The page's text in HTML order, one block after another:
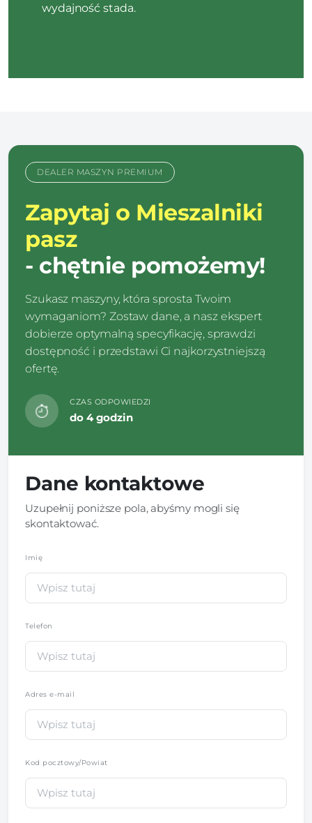
wydajność stada.
DEALER MASZYN PREMIUM
Zapytaj o Mieszalniki
pasz
- chętnie pomożemy!
Szukasz maszyny, która sprosta Twoim
wymaganiom? Zostaw dane, a nasz ekspert
dobierze optymalną specyfikację, sprawdzi
dostępność i przedstawi Ci najkorzystniejszą
ofertę.
CZAS ODPOWIEDZI
do 4 godzin
Dane kontaktowe
Uzupełnij poniższe pola, abyśmy mogli się
skontaktować.
Imię
Telefon
Adres e-mail
Kod pocztowy/Powiat